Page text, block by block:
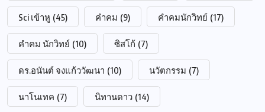
Sci เข้าหู (45) คำคม (9) คำคมนักวิทย์ (17)
คำคม นักวิทย์ (10) ซิสโก้ (7)
ดร.อนันต์ จงแก้ววัฒนา (10) นวัตกรรม (7)
นาโนเทค (7) นิทานดาว (14)